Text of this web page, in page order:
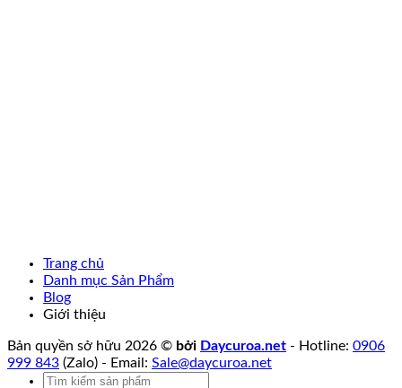
Trang chủ
Danh mục Sản Phẩm
Blog
Giới thiệu
Bản quyền sở hữu 2026 © bởi Daycuroa.net - Hotline: 0906
999 843 (Zalo) - Email: Sale@daycuroa.net
Tìm